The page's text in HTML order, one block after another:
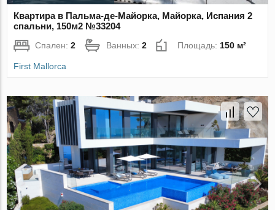
Квартира в Пальма-де-Майорка, Майорка, Испания 2
спальни, 150м2 №33204
Спален:2 Ванных:2 Площадь: 150 м²
First Mallorca